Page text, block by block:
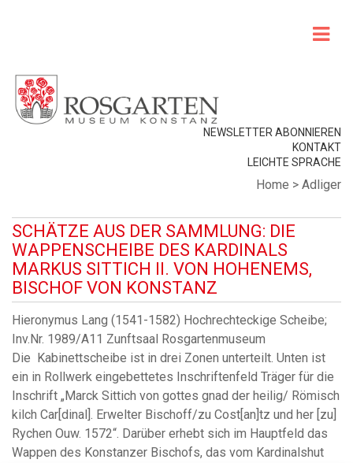
NEWSLETTER ABONNIEREN
KONTAKT
LEICHTE SPRACHE
Home > Adliger
SCHÄTZE AUS DER SAMMLUNG: DIE
WAPPENSCHEIBE DES KARDINALS
MARKUS SITTICH II. VON HOHENEMS,
BISCHOF VON KONSTANZ
Hieronymus Lang (1541-1582) Hochrechteckige Scheibe;
Inv.Nr. 1989/A11 Zunftsaal Rosgartenmuseum
Die Kabinettscheibe ist in drei Zonen unterteilt. Unten ist
ein in Rollwerk eingebettetes Inschriftenfeld Träger für die
Inschrift „Marck Sittich von gottes gnad der heilig/ Römisch
kilch Car[dinal]. Erwelter Bischoff/zu Cost[an]tz und her [zu]
Rychen Ouw. 1572“. Darüber erhebt sich im Hauptfeld das
Wappen des Konstanzer Bischofs, das vom Kardinalshut